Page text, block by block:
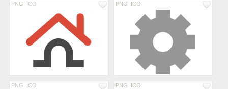
PNG ICO PNG ICO
PNG ICO PNG ICO